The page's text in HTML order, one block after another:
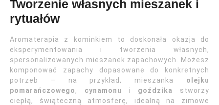
Tworzenie własnych mieszanek i
rytuałów
Aromaterapia z kominkiem to doskonała okazja do
eksperymentowania i tworzenia własnych,
spersonalizowanych mieszanek zapachowych. Możesz
komponować zapachy dopasowane do konkretnych
potrzeb – na przykład, mieszanka olejku
pomarańczowego, cynamonu i goździka
stworzy
ciepłą, świąteczną atmosferę, idealną na zimowe